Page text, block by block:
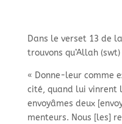
Dans le verset 13 de
trouvons qu’Allah
« Donne-leur comme
cité, quand lui vinrent
envoyâmes deux
menteurs. Nous [les]